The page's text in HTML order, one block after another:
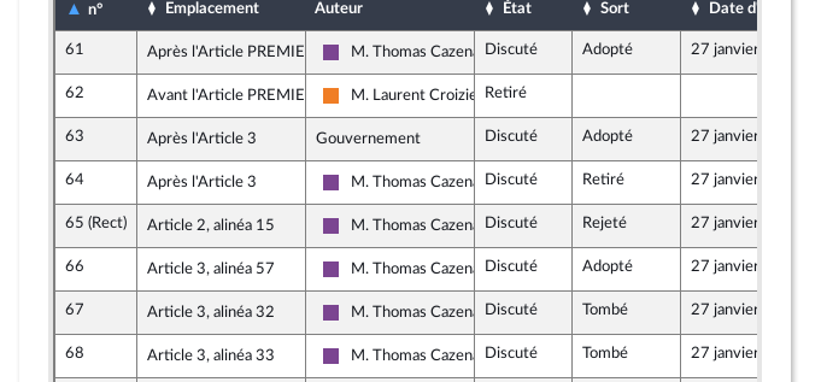
n° Emplacement Auteur État Sort Date d'examen
61 Après l'Article PREMIER
Ensemble pour la République
M. Thomas CazenaveDiscuté Adopté 27 janvier 2025
62 Avant l'Article PREMIER
Les Démocrates
M. Laurent Croizier Retiré
63 Après l'Article 3 Gouvernement Discuté Adopté 27 janvier 2025
64 Après l'Article 3
Ensemble pour la République
M. Thomas CazenaveDiscuté Retiré 27 janvier 2025
65 (Rect) Article 2, alinéa 15
Ensemble pour la République
M. Thomas CazenaveDiscuté Rejeté 27 janvier 2025
66 Article 3, alinéa 57
Ensemble pour la République
M. Thomas CazenaveDiscuté Adopté 27 janvier 2025
67 Article 3, alinéa 32
Ensemble pour la République
M. Thomas CazenaveDiscuté Tombé 27 janvier 2025
68 Article 3, alinéa 33
Ensemble pour la République
M. Thomas CazenaveDiscuté Tombé 27 janvier 2025